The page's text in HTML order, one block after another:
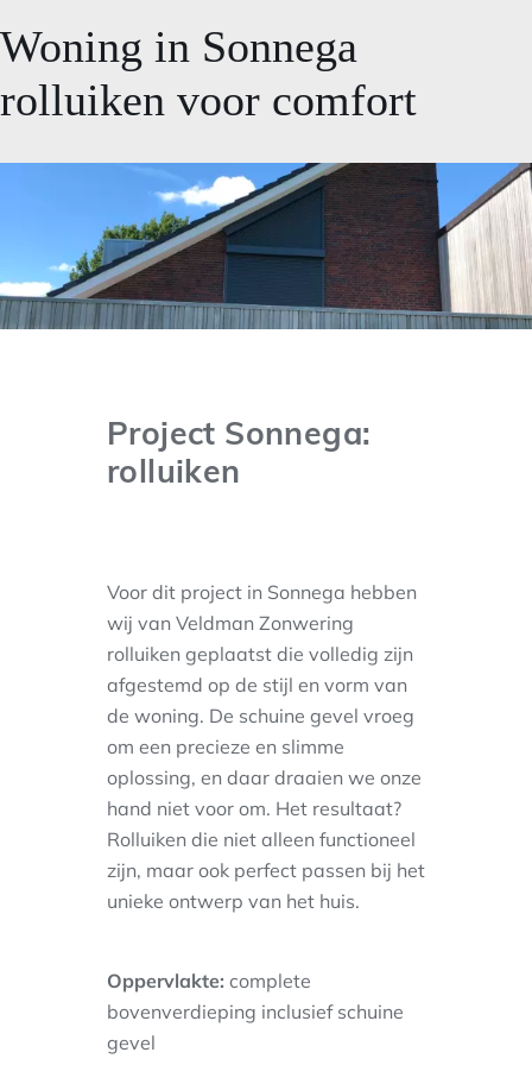
Woning in Sonnega
rolluiken voor comfort
Project Sonnega:
rolluiken
Voor dit project in Sonnega hebben
wij van Veldman Zonwering
rolluiken geplaatst die volledig zijn
afgestemd op de stijl en vorm van
de woning. De schuine gevel vroeg
om een precieze en slimme
oplossing, en daar draaien we onze
hand niet voor om. Het resultaat?
Rolluiken die niet alleen functioneel
zijn, maar ook perfect passen bij het
unieke ontwerp van het huis.
Oppervlakte: complete
bovenverdieping inclusief schuine
gevel